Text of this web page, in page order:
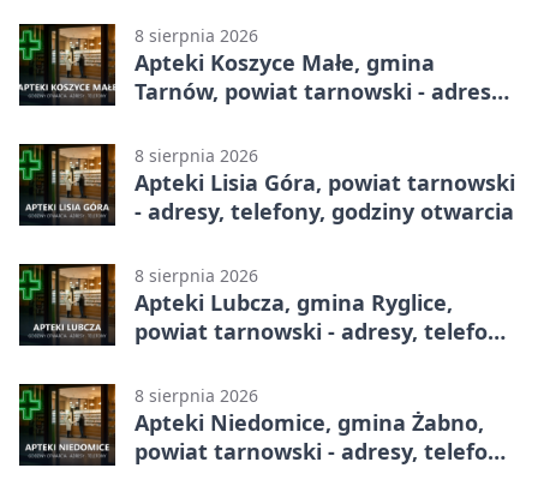
8 sierpnia 2026
Apteki Koszyce Małe, gmina
Tarnów, powiat tarnowski - adresy,
8 sierpnia 2026
Apteki Lisia Góra, powiat tarnowski
- adresy, telefony, godziny otwarcia
8 sierpnia 2026
Apteki Lubcza, gmina Ryglice,
powiat tarnowski - adresy, telefony,
8 sierpnia 2026
Apteki Niedomice, gmina Żabno,
powiat tarnowski - adresy, telefony,